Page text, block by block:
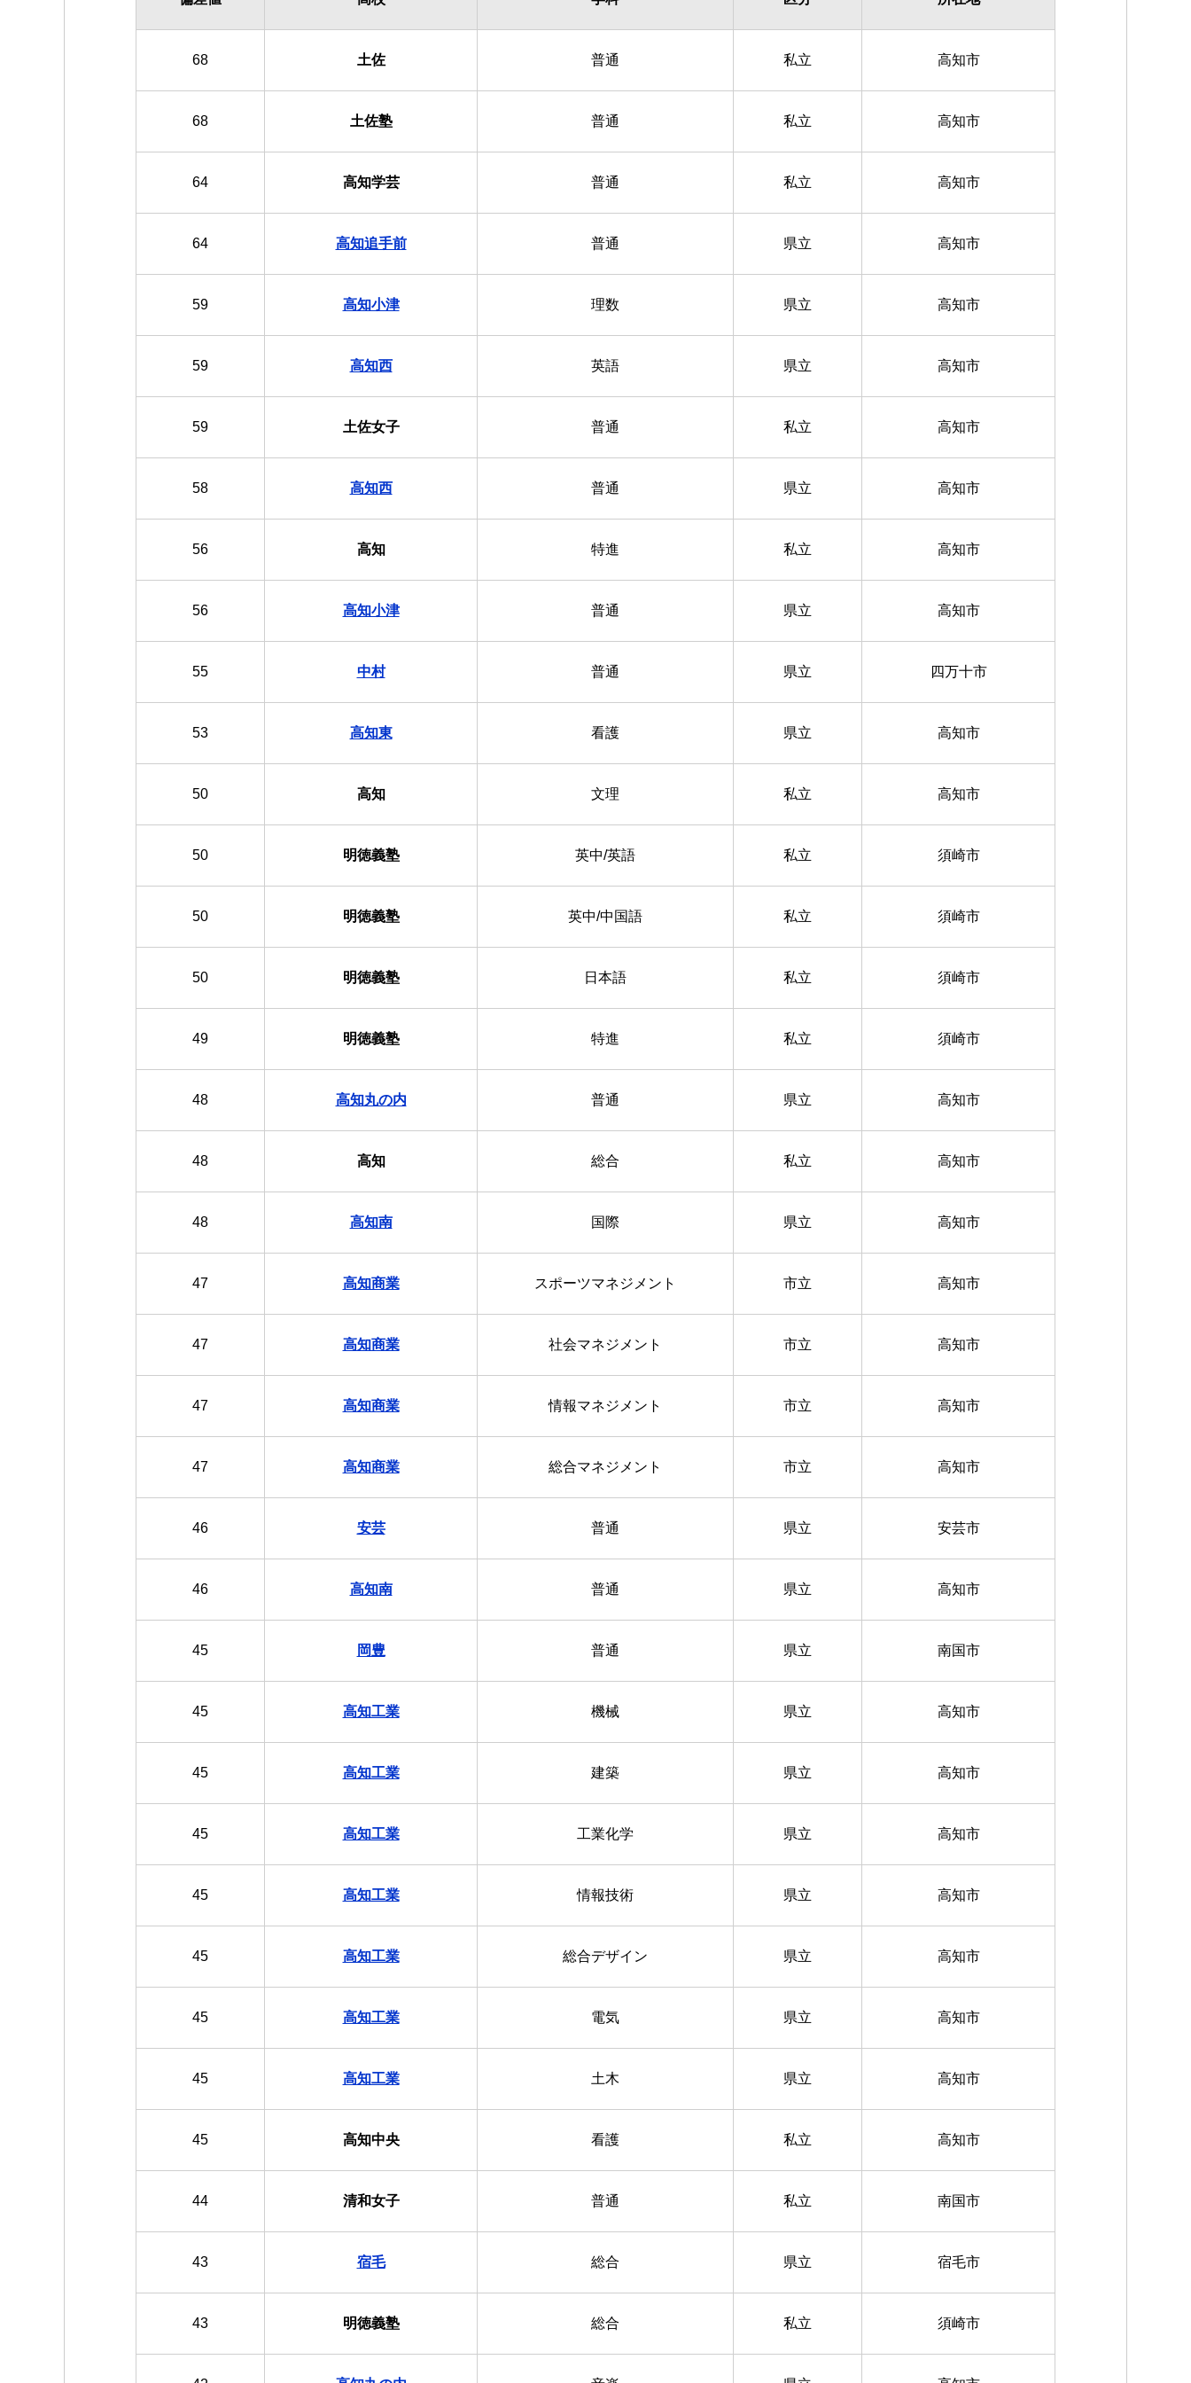
68 土佐 普通 私立 高知市
68 土佐塾 普通 私立 高知市
64 高知学芸 普通 私立 高知市
64 高知追手前 普通 県立 高知市
59 高知小津 理数 県立 高知市
59 高知西 英語 県立 高知市
59 土佐女子 普通 私立 高知市
58 高知西 普通 県立 高知市
56 高知 特進 私立 高知市
56 高知小津 普通 県立 高知市
55 中村 普通 県立 四万十市
53 高知東 看護 県立 高知市
50 高知 文理 私立 高知市
50 明徳義塾 英中/英語 私立 須崎市
50 明徳義塾 英中/中国語 私立 須崎市
50 明徳義塾 日本語 私立 須崎市
49 明徳義塾 特進 私立 須崎市
48 高知丸の内 普通 県立 高知市
48 高知 総合 私立 高知市
48 高知南 国際 県立 高知市
47 高知商業 スポーツマネジメント 市立 高知市
47 高知商業 社会マネジメント 市立 高知市
47 高知商業 情報マネジメント 市立 高知市
47 高知商業 総合マネジメント 市立 高知市
46 安芸 普通 県立 安芸市
46 高知南 普通 県立 高知市
45 岡豊 普通 県立 南国市
45 高知工業 機械 県立 高知市
45 高知工業 建築 県立 高知市
45 高知工業 工業化学 県立 高知市
45 高知工業 情報技術 県立 高知市
45 高知工業 総合デザイン 県立 高知市
45 高知工業 電気 県立 高知市
45 高知工業 土木 県立 高知市
45 高知中央 看護 私立 高知市
44 清和女子 普通 私立 南国市
43 宿毛 総合 県立 宿毛市
43 明徳義塾 総合 私立 須崎市